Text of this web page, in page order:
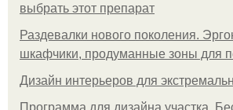
выбрать этот препарат
Раздевалки нового поколения.
шкафчики, продуманные зоны для
Дизайн интерьеров для
Программа для дизайна участка.